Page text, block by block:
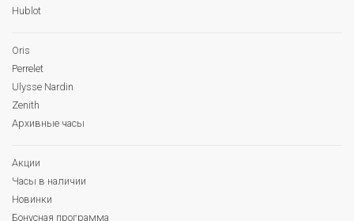
Hublot
Oris
Perrelet
Ulysse Nardin
Zenith
Архивные часы
Акции
Часы в наличии
Новинки
Бонусная программа